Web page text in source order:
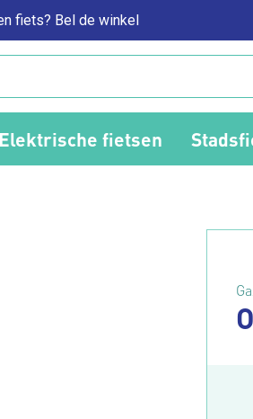
fiets? Bel de winkel
Elektrische fietsen